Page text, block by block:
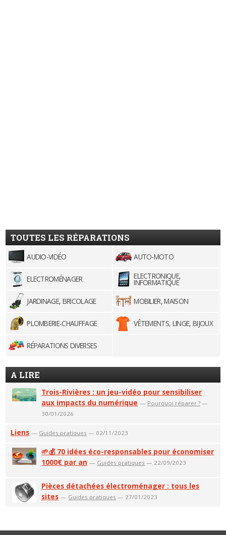
TOUTES LES RÉPARATIONS
AUDIO-VIDÉO AUTO-MOTO
ELECTROMÉNAGER ELECTRONIQUE,
INFORMATIQUE
JARDINAGE, BRICOLAGE
MOBILIER, MAISON
PLOMBERIE-CHAUFFAGE VÊTEMENTS, LINGE, BIJOUX
RÉPARATIONS DIVERSES
A LIRE
Trois-Rivières : un jeu-vidéo pour sensibiliser
aux impacts du numérique — Pourquoi réparer ? —
30/01/2026
Liens — Guides pratiques — 02/11/2023
🌱💰 70 idées éco-responsables pour économiser
1000€ par an — Guides pratiques — 22/09/2023
Pièces détachées électroménager : tous les
sites — Guides pratiques — 27/01/2023